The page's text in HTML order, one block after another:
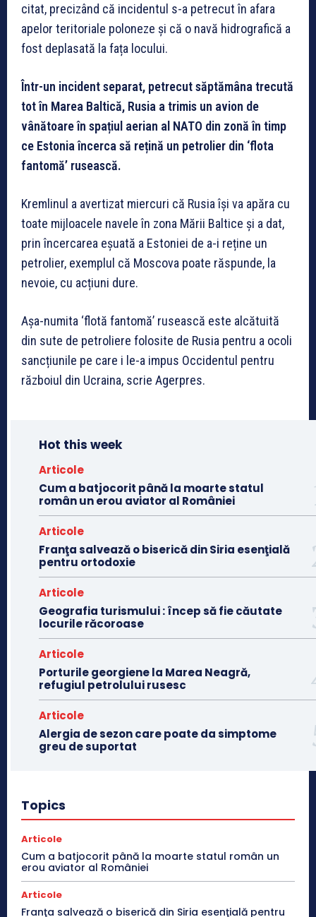
citat, precizând că incidentul s-a petrecut în afara
apelor teritoriale poloneze și că o navă hidrografică a
fost deplasată la fața locului.
Într-un incident separat, petrecut săptămâna trecută
tot în Marea Baltică, Rusia a trimis un avion de
vânătoare în spațiul aerian al NATO din zonă în timp
ce Estonia încerca să rețină un petrolier din ‘flota
fantomă’ rusească.
Kremlinul a avertizat miercuri că Rusia își va apăra cu
toate mijloacele navele în zona Mării Baltice și a dat,
prin încercarea eșuată a Estoniei de a-i reține un
petrolier, exemplul că Moscova poate răspunde, la
nevoie, cu acțiuni dure.
Așa-numita ‘flotă fantomă’ rusească este alcătuită
din sute de petroliere folosite de Rusia pentru a ocoli
sancțiunile pe care i le-a impus Occidentul pentru
războiul din Ucraina, scrie Agerpres.
Hot this week
Articole
Cum a batjocorit până la moarte statul
român un erou aviator al României
Articole
Franţa salvează o biserică din Siria esenţială
pentru ortodoxie
Articole
Geografia turismului : încep să fie căutate
locurile răcoroase
Articole
Porturile georgiene la Marea Neagră,
refugiul petrolului rusesc
Articole
Alergia de sezon care poate da simptome
greu de suportat
Topics
Articole
Cum a batjocorit până la moarte statul român un
erou aviator al României
Articole
Franţa salvează o biserică din Siria esenţială pentru